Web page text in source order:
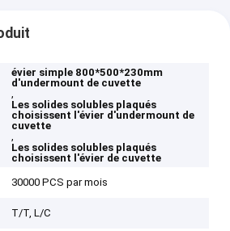
évier simple 800*500*230mm
d'undermount de cuvette
,
Les solides solubles plaqués
choisissent l'évier d'undermount de
cuvette
,
Les solides solubles plaqués
choisissent l'évier de cuvette
30000 PCS par mois
T/T, L/C